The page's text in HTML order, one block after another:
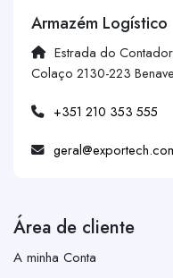
Armazém Logístico
Estrada do
Colaço 2130-223
+351 210 353 555
Área de cliente
A minha Conta